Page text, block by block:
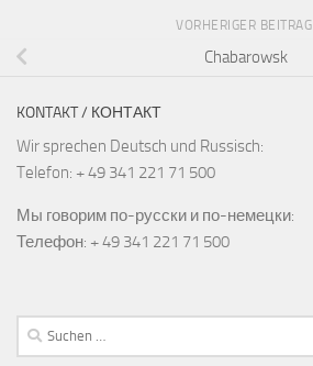
VORHERIGER BEITRAG
Chabarowsk
KONTAKT / КОНТАКТ
Wir sprechen Deutsch und Russisch:
Telefon: + 49 341 221 71 500
Мы говорим по-русски и по-немецки:
Телефон: + 49 341 221 71 500
Suchen
nach: